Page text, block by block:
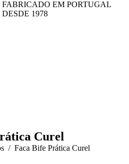
FABRICADO EM PORTUGAL
DESDE 1978
Curel
Faca Bife Prática Curel